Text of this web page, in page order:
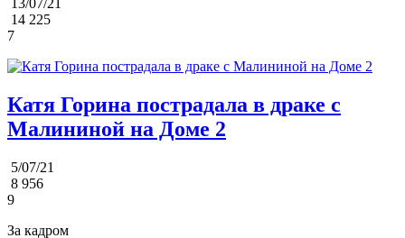
13/07/21
14 225
7
Катя Горина пострадала в драке с
Малининой на Доме 2
5/07/21
8 956
9
За кадром